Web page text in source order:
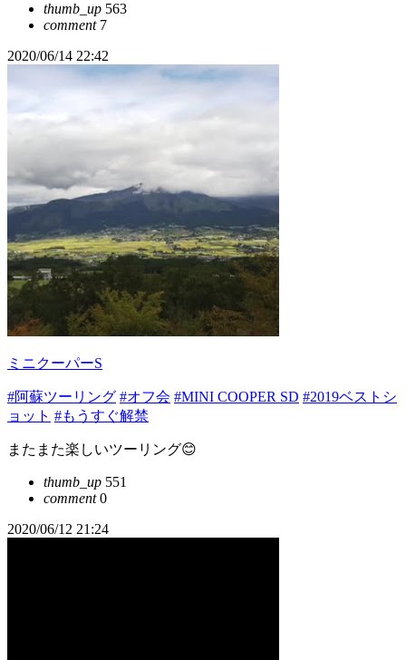
thumb_up 563
comment7
2020/06/14 22:42
ミニクーパーS
#阿蘇ツーリング #オフ会 #MINI COOPER SD #2019ベストシ
ョット #もうすぐ解禁
またまた楽しいツーリング😊
thumb_up 551
comment0
2020/06/12 21:24